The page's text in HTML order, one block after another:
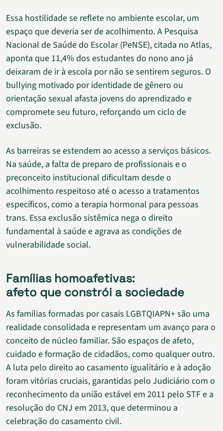
Essa hostilidade se reflete no ambiente escolar, um
espaço que deveria ser de acolhimento. A Pesquisa
Nacional de Saúde do Escolar (PeNSE), citada no Atlas,
aponta que 11,4% dos estudantes do nono ano já
deixaram de ir à escola por não se sentirem seguros. O
bullying motivado por identidade de gênero ou
orientação sexual afasta jovens do aprendizado e
compromete seu futuro, reforçando um ciclo de
exclusão.
As barreiras se estendem ao acesso a serviços básicos.
Na saúde, a falta de preparo de profissionais e o
preconceito institucional dificultam desde o
acolhimento respeitoso até o acesso a tratamentos
específicos, como a terapia hormonal para pessoas
trans. Essa exclusão sistêmica nega o direito
fundamental à saúde e agrava as condições de
vulnerabilidade social.
Famílias homoafetivas:
afeto que constrói a sociedade
As famílias formadas por casais LGBTQIAPN+ são uma
realidade consolidada e representam um avanço para o
conceito de núcleo familiar. São espaços de afeto,
cuidado e formação de cidadãos, como qualquer outro.
A luta pelo direito ao casamento igualitário e à adoção
foram vitórias cruciais, garantidas pelo Judiciário com o
reconhecimento da união estável em 2011 pelo STF e a
resolução do CNJ em 2013, que determinou a
celebração do casamento civil.